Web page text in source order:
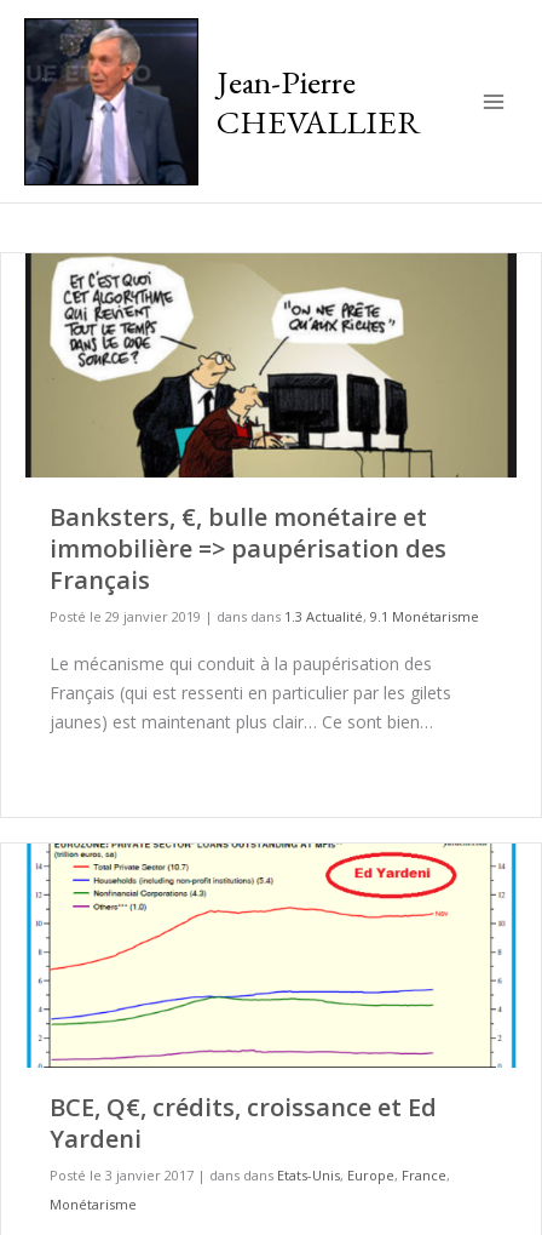
Jean-Pierre
CHEVALLIER
Banksters, €, bulle monétaire et
immobilière => paupérisation des
Français
Posté le 29 janvier 2019 | dans dans 1.3 Actualité, 9.1 Monétarisme
Le mécanisme qui conduit à la paupérisation des
Français (qui est ressenti en particulier par les gilets
jaunes) est maintenant plus clair… Ce sont bien…
BCE, Q€, crédits, croissance et Ed
Yardeni
Posté le 3 janvier 2017 | dans dans Etats-Unis, Europe, France,
Monétarisme